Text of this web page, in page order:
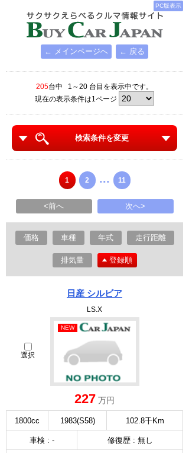
PC版表示
← メインページへ ← 戻る
205台中 1～20 台目を表示中です。
現在の表示条件は1ページ
検索条件を変更
1 2 ... 11
<前へ 次へ>
価格 車種 年式 走行距離
排気量 登録順
日産 シルビア
LS.X
選択
NEW
227 万円
1800cc 1983(S58) 102.8千Km
車検 : - 修復歴 : 無し